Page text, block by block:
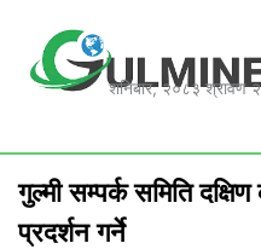
content
शनिबार, २०८३ श्रावण
गुल्मी सम्पर्क समिति
प्रदर्शन गर्ने